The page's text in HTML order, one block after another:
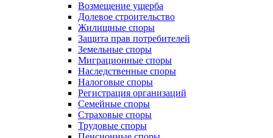
Возмещение ущерба
Долевое строительство
Жилищные споры
Защита прав потребителей
Земельные споры
Миграционные споры
Наследственные споры
Налоговые споры
Регистрация организаций
Семейные споры
Страховые споры
Трудовые споры